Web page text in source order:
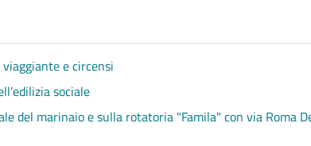
e circensi
sociale
del marinaio e sulla rotatoria "Famila" con via Roma